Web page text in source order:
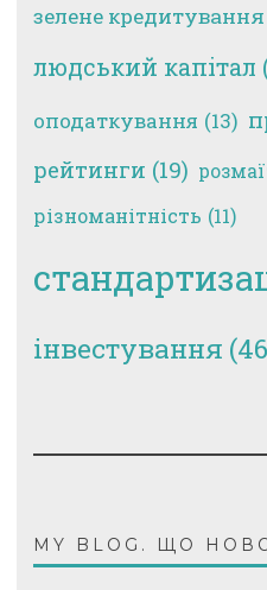
зелене кредитування
людський капітал
оподаткування (13)
рейтинги (19)
різноманітність (11)
інвестування
MY BLOG. ЩО